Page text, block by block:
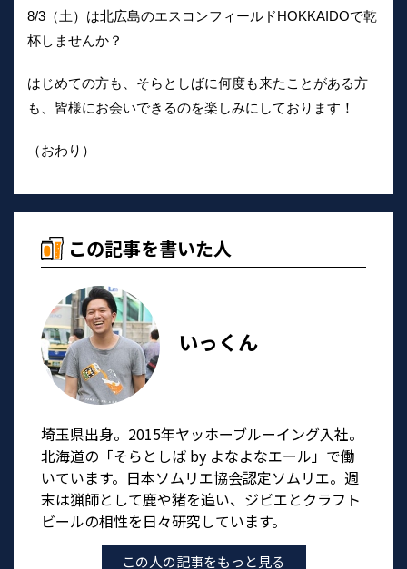
8/3（土）は北広島のエスコンフィールドHOKKAIDOで乾
杯しませんか？
はじめての方も、そらとしばに何度も来たことがある方
も、皆様にお会いできるのを楽しみにしております！
（おわり）
この記事を書いた人
いっくん
埼玉県出身。2015年ヤッホーブルーイング入社。
北海道の「そらとしば by よなよなエール」で働
いています。日本ソムリエ協会認定ソムリエ。週
末は猟師として鹿や猪を追い、ジビエとクラフト
ビールの相性を日々研究しています。
この人の記事をもっと見る